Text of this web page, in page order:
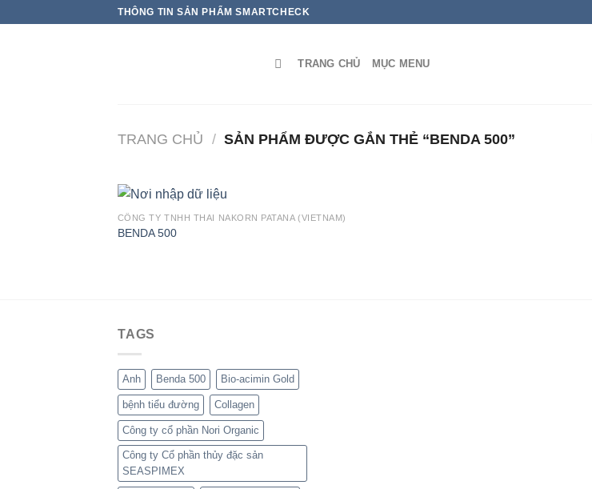
THÔNG TIN SẢN PHẨM SMARTCHECK
TRANG CHỦ MỤC MENU
TRANG CHỦ / SẢN PHẨM ĐƯỢC GẮN THẺ “BENDA 500”
CÔNG TY TNHH THAI NAKORN PATANA (VIETNAM)
BENDA 500
TAGS
Anh Benda 500 Bio-acimin Gold
bệnh tiểu đường Collagen
Công ty cổ phần Nori Organic
Công ty Cổ phần thủy đặc sản
SEASPIMEX